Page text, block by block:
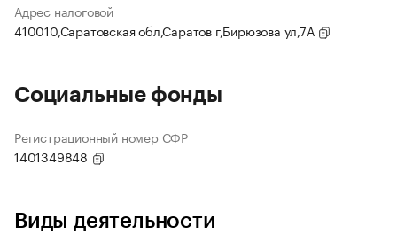
Адрес налоговой
410010,Саратовская обл,Саратов г,Бирюзова ул,7А
Социальные фонды
Регистрационный номер СФР
1401349848
Виды деятельности